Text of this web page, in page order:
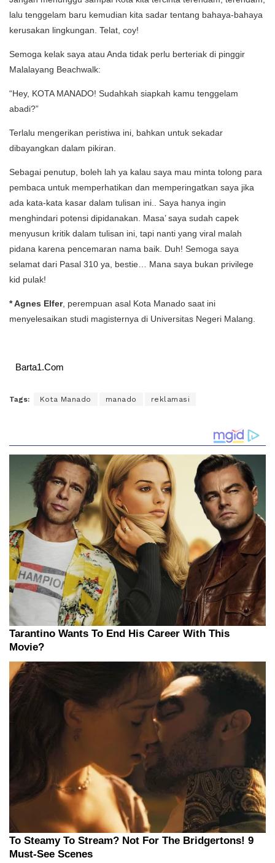
lalu tenggelam baru kemudian kita sadar tentang bahaya-bahaya
kerusakan lingkungan. Telat, coy!
Semoga kelak saya atau Anda tidak perlu berteriak di pinggir
Malalayang Beachwalk:
“Hey, KOTA MANADO! Sudahkah siapkah kamu tenggelam
abadi?”
Terlalu mengerikan peristiwa ini, bahkan untuk sekadar
dibayangkan dalam pikiran.
Sebagai penutup, boleh lah ya kalau saya mau minta tolong para
pembaca untuk memperhatikan dan memperingatkan saya jika
ada kata-kata kasar dalam tulisan ini.. Saya hanya ingin
menghindari potensi dipidanakan. Masa’ saya sudah capek
menyusun kritik dalam tulisan ini, tapi nanti yang viral malah
pidana karena pencemaran nama baik. Duh! Semoga saya
selamat dari Pasal 310 ya, bestie… Mana saya bukan privilege
kid pulak!
* Agnes Elfer, perempuan asal Kota Manado saat ini
menyelesaikan studi magisternya di Universitas Negeri Malang.
Barta1.Com
Tags: Kota Manado manado reklamasi